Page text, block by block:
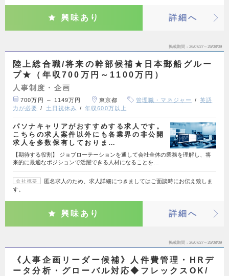
興味あり 詳細へ
掲載期間 26/07/27～26/08/09
陸上総合職/将来の幹部候補★日本郵船グルー
プ★（年収700万円～1100万円）
人事制度・企画
700万円 ～ 1149万円 東京都 管理職・マネジャー
英語
力が必要
土日祝休み 年収600万以上
パソナキャリアがおすすめする求人です。
こちらの求人案件以外にも各業界の非公開
求人を多数保有しておりま…
【期待する役割】 ジョブローテーションを通して会社全体の業務を理解し、将
来的に最適なポジションで活躍できる人材になることを…
会社概要
匿名求人のため、求人詳細につきましてはご面談時にお伝え致しま
す。
興味あり 詳細へ
掲載期間 26/07/27～26/08/09
《人事企画リーダー候補》人件費管理・HRデ
ータ分析・グローバル対応◆フレックスOK/